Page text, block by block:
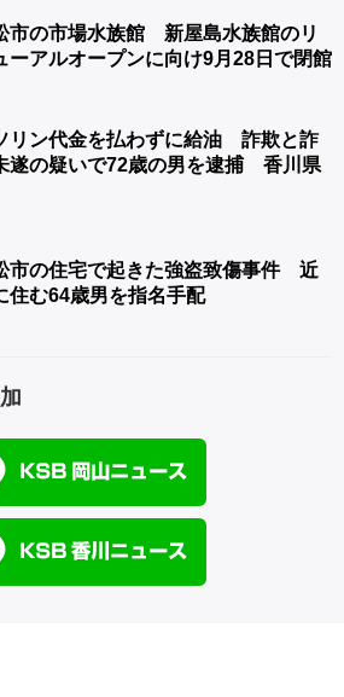
市の市場水族館 新屋島水族館のリ
ーアルオープンに向け9月28日で閉館
リン代金を払わずに給油 詐欺と詐
遂の疑いで72歳の男を逮捕 香川県
市の住宅で起きた強盗致傷事件 近
住む64歳男を指名手配